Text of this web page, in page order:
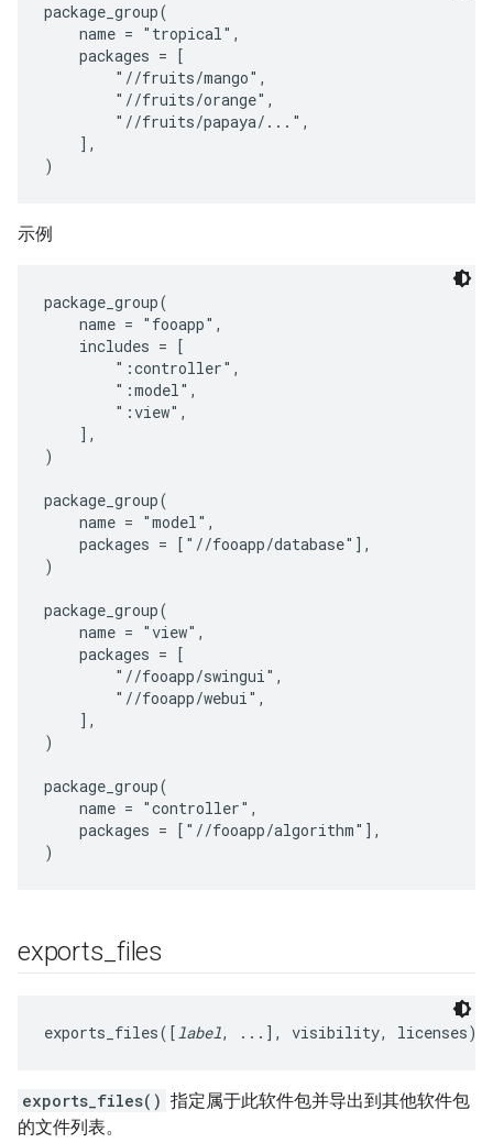
package_group(
    name = "tropical",
    packages = [
        "//fruits/mango",
        "//fruits/orange",
        "//fruits/papaya/...",
    ],
示例
package_group(
    name = "fooapp",
    includes = [
        ":controller",
        ":model",
        ":view",
    ],
)
package_group(
    name = "model",
    packages = ["//fooapp/database"],
)
package_group(
    name = "view",
    packages = [
        "//fooapp/swingui",
        "//fooapp/webui",
    ],
)
package_group(
    name = "controller",
    packages = ["//fooapp/algorithm"],
exports _files
exports_files([label, ...], visibility, licenses)
exports_files() 指定属于此软件包并导出到其他软件包
的文件列表。